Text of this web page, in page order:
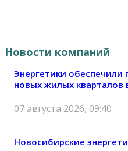
Новости компаний
Энергетики
новых жилых кварталов
07 августа 2026, 09:40
Новосибирские